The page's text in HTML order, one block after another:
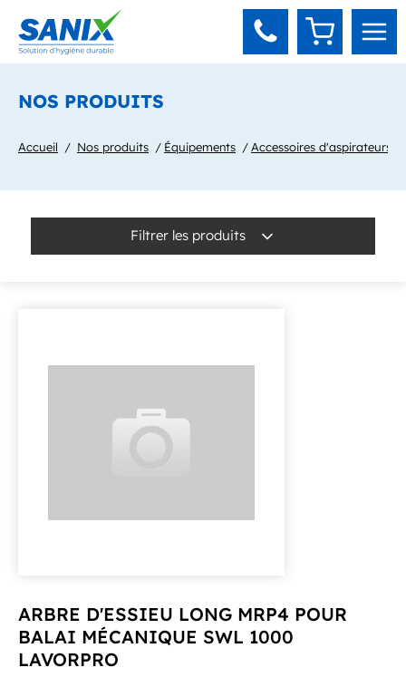
Panneau de gestion des cookies
NOS PRODUITS
Accueil Nos produits Équipements Accessoires d'aspirateurs
Filtrer les produits
ARBRE D'ESSIEU LONG MRP4 POUR
BALAI MÉCANIQUE SWL 1000
LAVORPRO